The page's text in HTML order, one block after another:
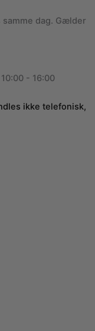
dag. Gælder
- 16:00
ikke telefonisk,